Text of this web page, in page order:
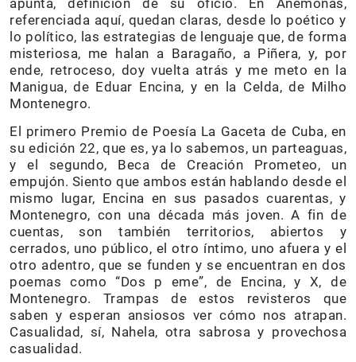
apunta, definición de su oficio. En Anémonas,
referenciada aquí, quedan claras, desde lo poético y
lo político, las estrategias de lenguaje que, de forma
misteriosa, me halan a Baragaño, a Piñera, y, por
ende, retroceso, doy vuelta atrás y me meto en la
Manigua, de Eduar Encina, y en la Celda, de Milho
Montenegro.
El primero Premio de Poesía La Gaceta de Cuba, en
su edición 22, que es, ya lo sabemos, un parteaguas,
y el segundo, Beca de Creación Prometeo, un
empujón. Siento que ambos están hablando desde el
mismo lugar, Encina en sus pasados cuarentas, y
Montenegro, con una década más joven. A fin de
cuentas, son también territorios, abiertos y
cerrados, uno público, el otro íntimo, uno afuera y el
otro adentro, que se funden y se encuentran en dos
poemas como “Dos p eme”, de Encina, y X, de
Montenegro. Trampas de estos revisteros que
saben y esperan ansiosos ver cómo nos atrapan.
Casualidad, sí, Nahela, otra sabrosa y provechosa
casualidad.